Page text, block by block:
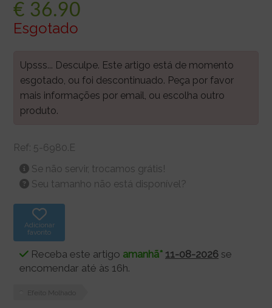
€ 36.90
Esgotado
Upsss... Desculpe. Este artigo está de momento
esgotado, ou foi descontinuado. Peça por favor
mais informações por email, ou escolha outro
produto.
Ref: 5-6980.E
Se não servir, trocamos grátis!
Seu tamanho não está disponível?
Adicionar
favorito
Receba este artigo amanhã* 11-08-2026 se
encomendar até às 16h.
Efeito Molhado